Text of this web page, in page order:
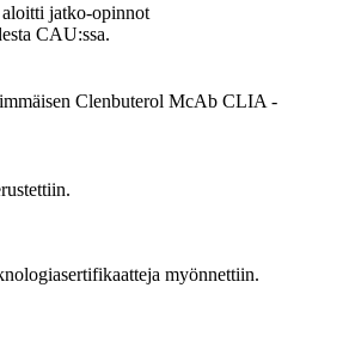
jatko-opinnot
CAU:ssa.
Clenbuterol McAb CLIA -
myönnettiin.